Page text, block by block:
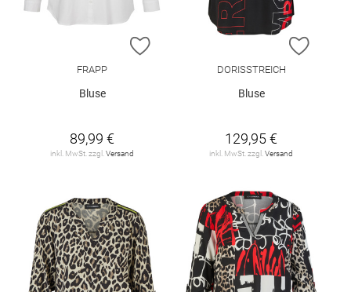
ZUR WUNSCHLISTE HINZUFÜGEN
FRAPP
Bluse
89,99 €
inkl. MwSt. zzgl. Versand
ZUR
DORISSTREICH
Bluse
129,95 €
inkl. MwSt. zzgl. Versand